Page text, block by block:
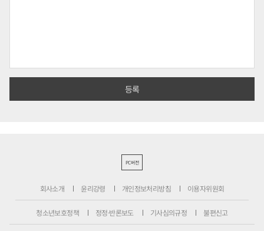
PC버전
회사소개 윤리강령 개인정보처리방침 이용자위원회
청소년보호정책 정정·반론보도 기사심의규정 불편신고